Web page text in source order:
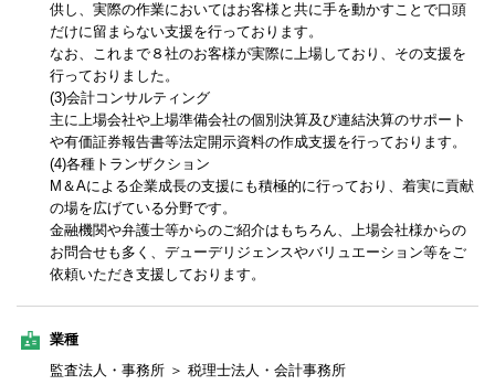
供し、実際の作業においてはお客様と共に手を動かすことで口頭
だけに留まらない支援を行っております。
なお、これまで８社のお客様が実際に上場しており、その支援を
行っておりました。
(3)会計コンサルティング
主に上場会社や上場準備会社の個別決算及び連結決算のサポート
や有価証券報告書等法定開示資料の作成支援を行っております。
(4)各種トランザクション
M＆Aによる企業成長の支援にも積極的に行っており、着実に貢献
の場を広げている分野です。
金融機関や弁護士等からのご紹介はもちろん、上場会社様からの
お問合せも多く、デューデリジェンスやバリュエーション等をご
依頼いただき支援しております。
業種
監査法人・事務所 ＞ 税理士法人・会計事務所